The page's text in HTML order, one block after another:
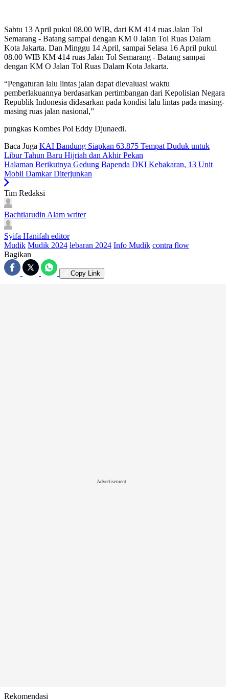
Sabtu 13 April pukul 08.00 WIB, dari KM 414 ruas Jalan Tol
Semarang - Batang sampai dengan KM 0 Jalan Tol Ruas Dalam
Kota Jakarta. Dan Minggu 14 April, sampai Selasa 16 April pukul
08.00 WIB KM 414 ruas Jalan Tol Semarang - Batang sampai
dengan KM O Jalan Tol Ruas Dalam Kota Jakarta.
“Pengaturan lalu lintas jalan dapat dievaluasi waktu
pemberlakuannya berdasarkan pertimbangan dari Kepolisian Negara
Republik Indonesia didasarkan pada kondisi lalu lintas pada masing-
masing ruas jalan nasional,”
pungkas Kombes Pol Eddy Djunaedi.
Baca Juga KAI Bandung Siapkan 63.875 Tempat Duduk untuk
Libur Tahun Baru Hijriah dan Akhir Pekan
Halaman Berikutnya Gedung Bapenda DKI Kebakaran, 13 Unit
Mobil Damkar Diterjunkan
Tim Redaksi
Bachtiarudin Alam writer
Syifa Hanifah editor
Mudik Mudik 2024 lebaran 2024 Info Mudik contra flow
Bagikan
Copy Link
Advertisement
Rekomendasi